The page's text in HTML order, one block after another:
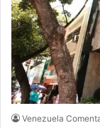
Venezuela